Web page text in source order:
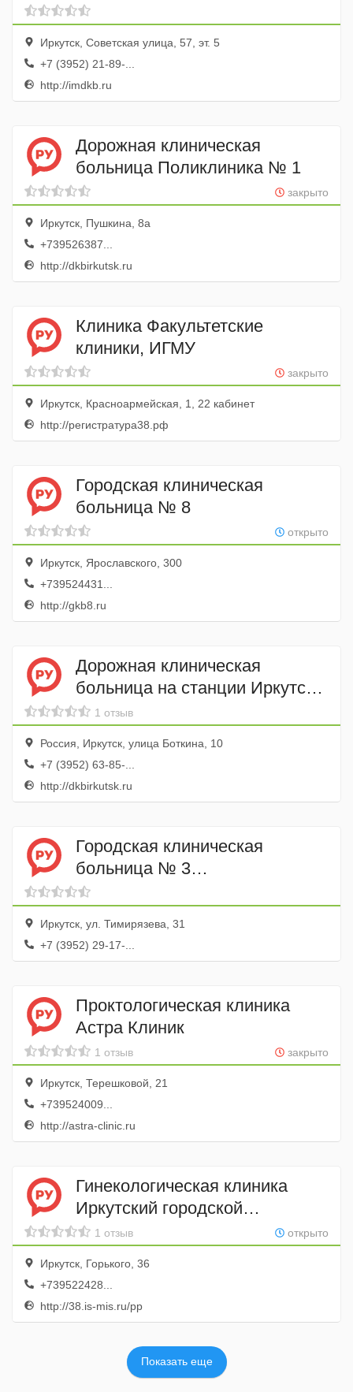
клиническая больница,
Реанимационное отделение
Иркутск, Советская улица, 57, эт. 5
+7 (3952) 21-89-...
http://imdkb.ru
Дорожная клиническая
больница Поликлиника № 1
закрыто
Иркутск, Пушкина, 8а
+739526387...
http://dkbirkutsk.ru
Клиника Факультетские
клиники, ИГМУ
закрыто
Иркутск, Красноармейская, 1, 22 кабинет
http://регистратура38.рф
Городская клиническая
больница № 8
открыто
Иркутск, Ярославского, 300
+739524431...
http://gkb8.ru
Дорожная клиническая
больница на станции Иркутск-
Пассажирский
1 отзыв
Россия, Иркутск, улица Боткина, 10
+7 (3952) 63-85-...
http://dkbirkutsk.ru
Городская клиническая
больница № 3
Кардиологическое отделение
Иркутск, ул. Тимирязева, 31
+7 (3952) 29-17-...
Проктологическая клиника
Астра Клиник
закрыто
1 отзыв
Иркутск, Терешковой, 21
+739524009...
http://astra-clinic.ru
Гинекологическая клиника
Иркутский городской
перинатальный центр
открыто
1 отзыв
Иркутск, Горького, 36
+739522428...
http://38.is-mis.ru/pp
Показать еще